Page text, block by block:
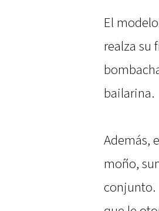
El
realza su
bailarina.
Además,
moño,
conjunto.